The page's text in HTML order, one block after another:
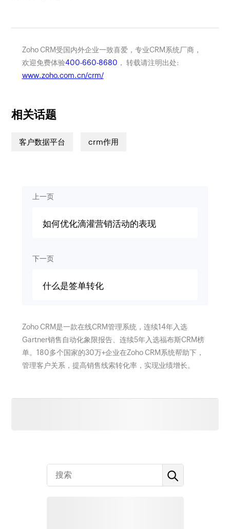
Zoho CRM受国内外企业一致喜爱，专业CRM系统厂商，
欢迎免费体验400-660-8680 ， 转载请注明出处:
www.zoho.com.cn/crm/
相关话题
客户数据平台 crm作用
上一页
如何优化滴灌营销活动的表现
下一页
什么是签单转化
Zoho CRM是一款在线CRM管理系统，连续14年入选
Gartner销售自动化象限报告、连续5年入选福布斯CRM榜
单。180多个国家的30万+企业在Zoho CRM系统帮助下，
管理客户关系，提高销售线索转化率，实现业绩增长。